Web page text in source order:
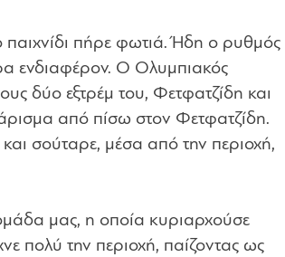
παιχνίδι πήρε φωτιά. Ήδη ο ρυθμός
ενδιαφέρον. Ο Ολυμπιακός
δύο εξτρέμ του, Φετφατζίδη και
από πίσω στον Φετφατζίδη.
σούταρε, μέσα από την περιοχή,
μας, η οποία κυριαρχούσε
πολύ την περιοχή, παίζοντας ως